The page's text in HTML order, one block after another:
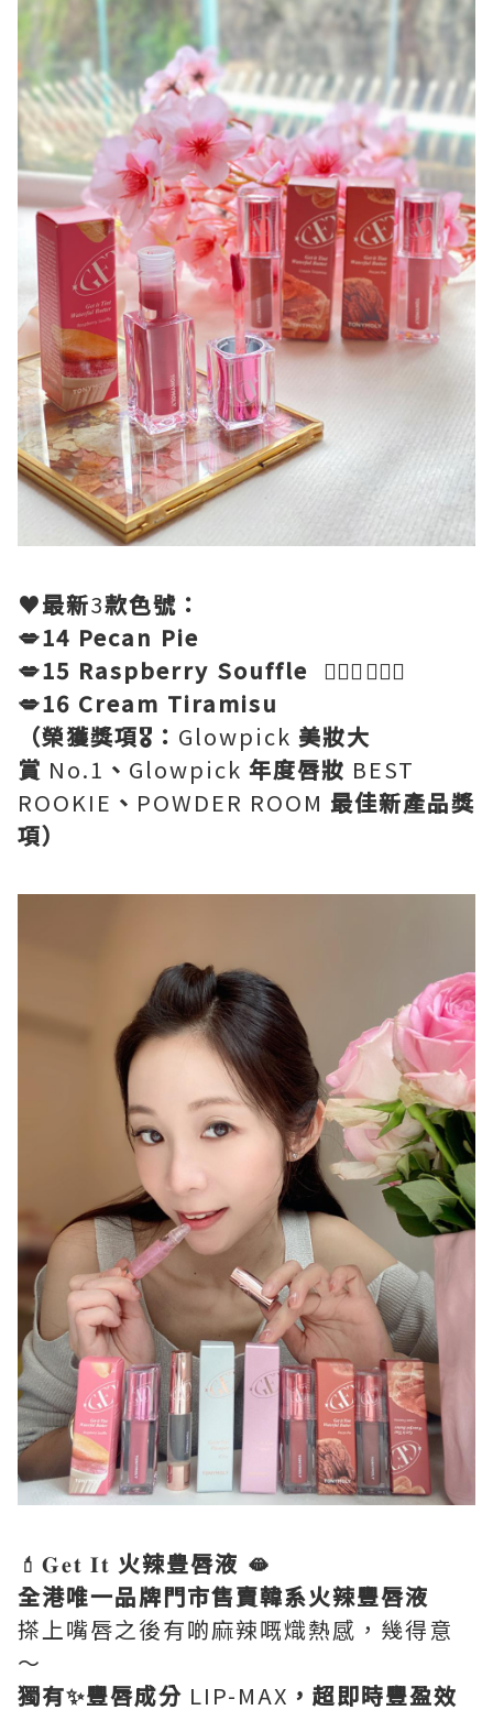
♥最新3款色號：
💋14 Pecan Pie
💋15 Raspberry Souffle 🙋🏻‍♀️🙋🏻‍♀️
💋16 Cream Tiramisu
（榮獲獎項🎖️： Glowpick 美妝大
賞 No.1 、 Glowpick 年度唇妝 BEST
ROOKIE 、 POWDER ROOM 最佳新產品獎
項）
💄𝐆𝐞𝐭 𝐈𝐭 火辣豊唇液 🫦
全港唯一品牌門市售賣韓系火辣豐唇液
搽上嘴唇之後有啲麻辣嘅熾熱感，幾得意
～
獨有✨豐唇成分 LIP-MAX ，超即時豐盈效